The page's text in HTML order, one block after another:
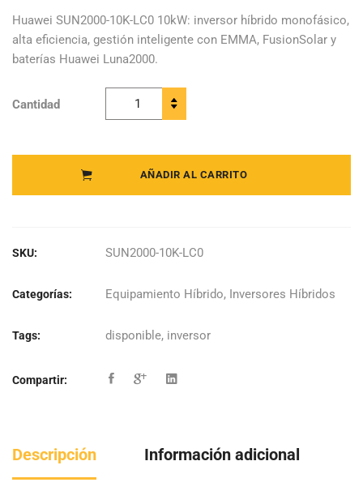
era:
$1.136.000.
es:
$965.600.
Huawei SUN2000-10K-LC0 10kW: inversor híbrido monofásico,
alta eficiencia, gestión inteligente con EMMA, FusionSolar y
baterías Huawei Luna2000.
Cantidad
Huawei -
Inversor
SUN2000-
AÑADIR AL CARRITO
SKU: SUN2000-10K-LC0
Categorías: Equipamiento Híbrido, Inversores Híbridos
Tags: disponible, inversor
Compartir:
Descripción Información adicional